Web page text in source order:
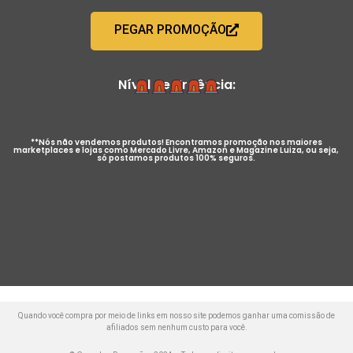
PEGAR PROMOÇÃO
Nível de Urgência:
**Nós não vendemos produtos! Encontramos promoção nos maiores
marketplaces e lojas como Mercado Livre, Amazon e Magazine Luiza, ou seja,
só postamos produtos 100% seguros.
Quando você compra por meio de links em nosso site podemos ganhar uma comissão de
afiliados sem nenhum custo para você.